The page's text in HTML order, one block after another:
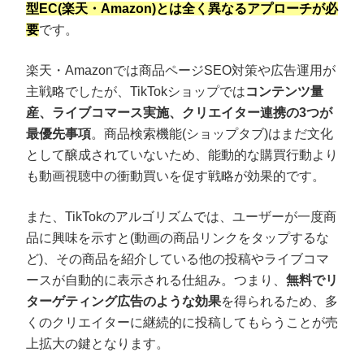
型EC(楽天・Amazon)とは全く異なるアプローチが必
要です。
楽天・Amazonでは商品ページSEO対策や広告運用が
主戦略でしたが、TikTokショップではコンテンツ量
産、ライブコマース実施、クリエイター連携の3つが
最優先事項。商品検索機能(ショップタブ)はまだ文化
として醸成されていないため、能動的な購買行動より
も動画視聴中の衝動買いを促す戦略が効果的です。
また、TikTokのアルゴリズムでは、ユーザーが一度商
品に興味を示すと(動画の商品リンクをタップするな
ど)、その商品を紹介している他の投稿やライブコマ
ースが自動的に表示される仕組み。つまり、 無料でリ
ターゲティング広告のような効果を得られるため、多
くのクリエイターに継続的に投稿してもらうことが売
上拡大の鍵となります。